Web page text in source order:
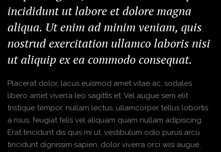
incididunt ut labore et dolore magna
aliqua. Ut enim ad minim veniam, quis
nostrud exercitation ullamco laboris nisi
ut aliquip ex ea commodo consequat.
Placerat dolor, lacus euismod amet vitae ac, sodales
libero amet viverra leo sagittis et. Vel augue sem elit
tristique tempor, nullam lectus, ullamcorper tellus lobortis
a risus, feugiat felis vel aliquam quam nullam adipiscing.
Erat tincidunt dis quis mi ut, vestibulum odio purus arcu
tincidunt dignissim sapien, dolor viverra orci wisi augue,